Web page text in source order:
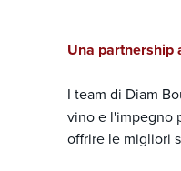
Una partnership
I team di Diam
vino e l'impegno
offrire le migliori